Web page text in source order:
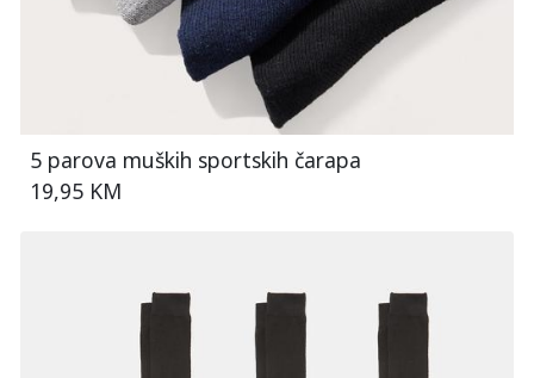
5 parova muških sportskih čarapa
19,95 KM